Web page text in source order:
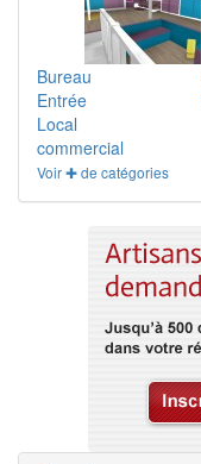
Bureau
Entrée
Local
commercial
Voir ✚ de catégories